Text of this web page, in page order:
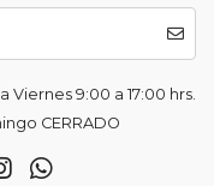
9:00 a 17:00 hrs.
CERRADO